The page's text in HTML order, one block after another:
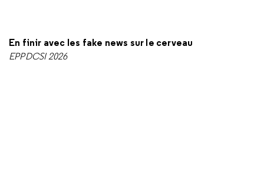
En finir avec les fake news sur le cerveau
EPPDCSI 2026